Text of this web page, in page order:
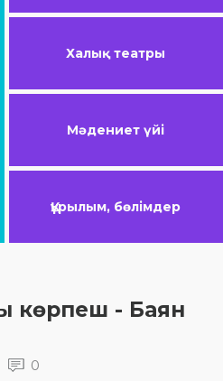
Халық театры
Мәдениет үйі
Құрылым, бөлімдер
көрпеш - Баян
0